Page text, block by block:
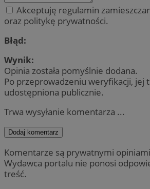
Akceptuję regulamin
oraz politykę prywatności.
Błąd:
Wynik:
Opinia została pomyślnie dodana.
Po przeprowadzeniu weryfikacji, jej
udostępniona publicznie.
Trwa wysyłanie komentarza ...
Dodaj komentarz
Komentarze są prywatnymi
Wydawca portalu nie ponosi
treść.